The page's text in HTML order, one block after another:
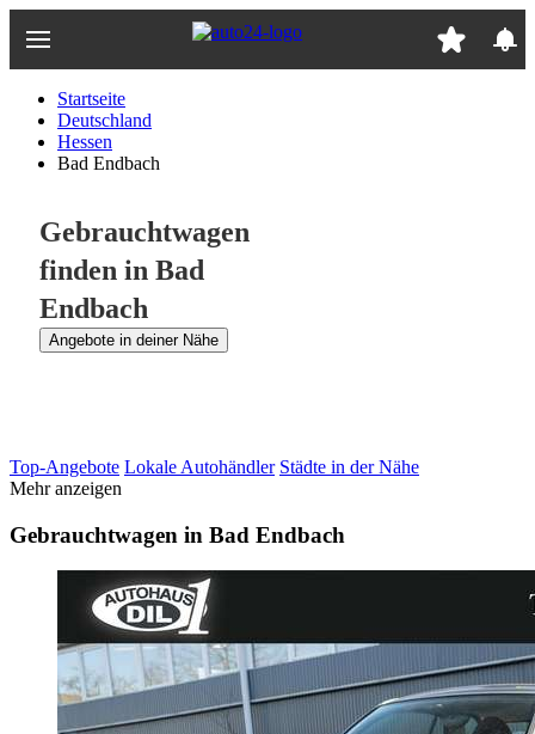
Hauptinhalt
Startseite
Deutschland
Hessen
Bad Endbach
Gebrauchtwagen
finden in Bad
Endbach
Angebote in deiner Nähe
Top-Angebote Lokale Autohändler Städte in der Nähe
Mehr anzeigen
Gebrauchtwagen in Bad Endbach